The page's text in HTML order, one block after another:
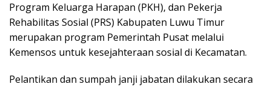
Program Keluarga Harapan (PKH), dan Pekerja
Rehabilitas Sosial (PRS) Kabupaten Luwu Timur
merupakan program Pemerintah Pusat melalui
Kemensos untuk kesejahteraan sosial di Kecamatan.
Pelantikan dan sumpah janji jabatan dilakukan secara